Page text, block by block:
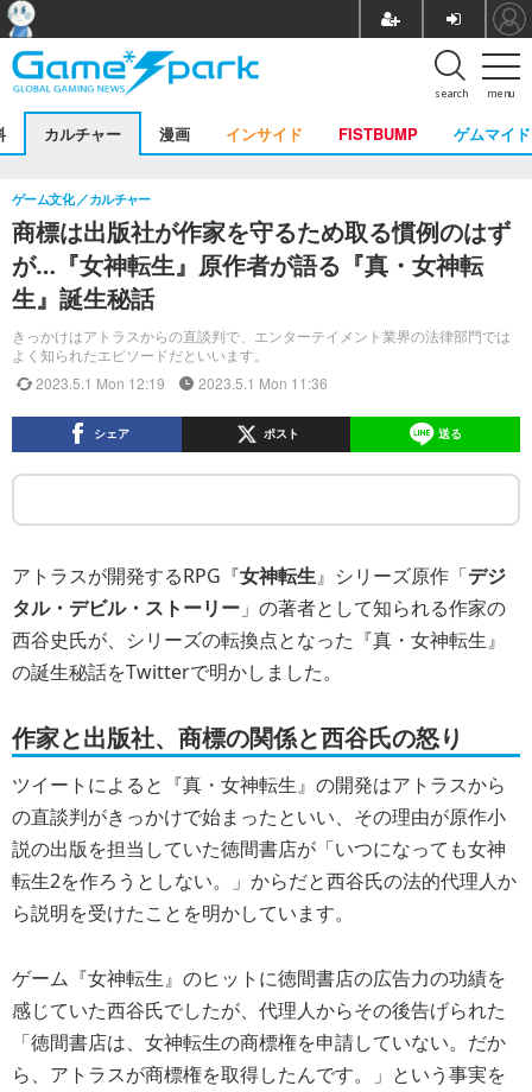
menu
search
カルチャー 漫画 インサイド FISTBUMP ゲムマイド
商標は出版社が作家を守るため取る慣例のはず
が…『女神転生』原作者が語る『真・女神転
生』誕生秘話
きっかけはアトラスからの直談判で、エンターテイメント業界の法律部門では
よく知られたエピソードだといいます。
ゲーム文化 カルチャー
2023.5.1 Mon 12:19 2023.5.1 Mon 11:36
シェア ポスト 送る
アトラスが開発するRPG『女神転生』シリーズ原作「デジ
タル・デビル・ストーリー 」の著者として知られる作家の
西谷史氏が、シリーズの転換点となった『真・女神転生』
の誕生秘話をTwitterで明かしました。
作家と出版社、商標の関係と西谷氏の怒り
ツイートによると『真・女神転生』の開発はアトラスから
の直談判がきっかけで始まったといい、その理由が原作小
説の出版を担当していた徳間書店が「いつになっても女神
転生2を作ろうとしない。」からだと西谷氏の法的代理人か
ら説明を受けたことを明かしています。
ゲーム『女神転生』のヒットに徳間書店の広告力の功績を
感じていた西谷氏でしたが、代理人からその後告げられた
「徳間書店は、女神転生の商標権を申請していない。だか
ら、アトラスが商標権を取得したんです。」という事実を